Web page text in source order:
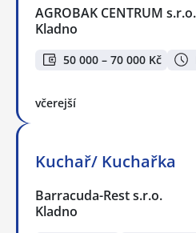
AGROBAK CENTRUM s.r.o.
Kladno
50 000 – 70 000 Kč
včerejší
Kuchař/ Kuchařka
Barracuda-Rest s.r.o.
Kladno